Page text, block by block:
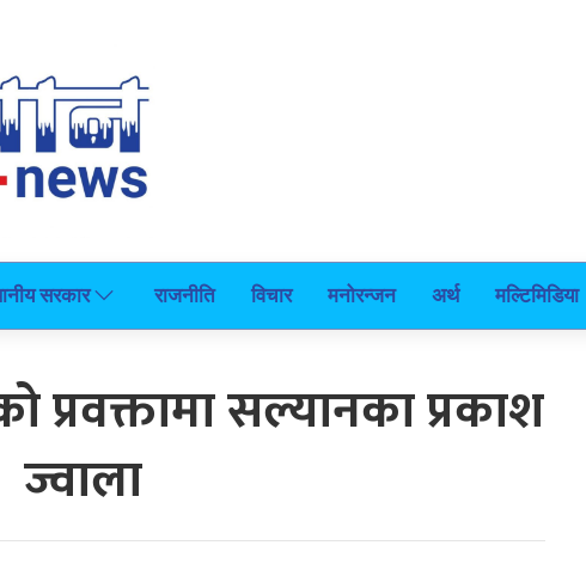
सरकार राजनीति विचार मनोरन्जन अर्थ मल्टिमिडिया
सल्यानका प्रकाश
ज्वाला